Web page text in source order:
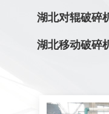
湖北对辊破碎
湖北移动破碎